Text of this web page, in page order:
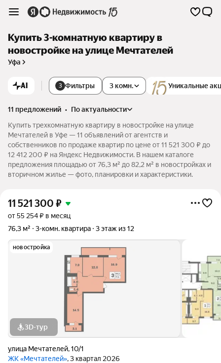
Купить 3-комнатную квартиру в
новостройке на улице Мечтателей
Уфа
AI 3 Фильтры Уникальные
3 комн.
11 предложений •
по актуальности
Купить трехкомнатную квартиру в новостройке на улице
Мечтателей в Уфе — 11 объявлений от агентств и
собственников по продаже квартир по цене от 11 521 300 ₽ до
12 412 200 ₽ на Яндекс Недвижимости. В нашем каталоге
предложения площадью от 76,3 м² до 82,2 м² в новостройках и
вторичном жилье — фото, планировки и характеристики.
11 521 300 ₽
от 55 254 ₽ в месяц
76,3 м²
3-комн. квартира 3 этаж из 12
новостройка
3D-тур
улица Мечтателей,10/1
ЖК «Мечтателей», 3 квартал 2026